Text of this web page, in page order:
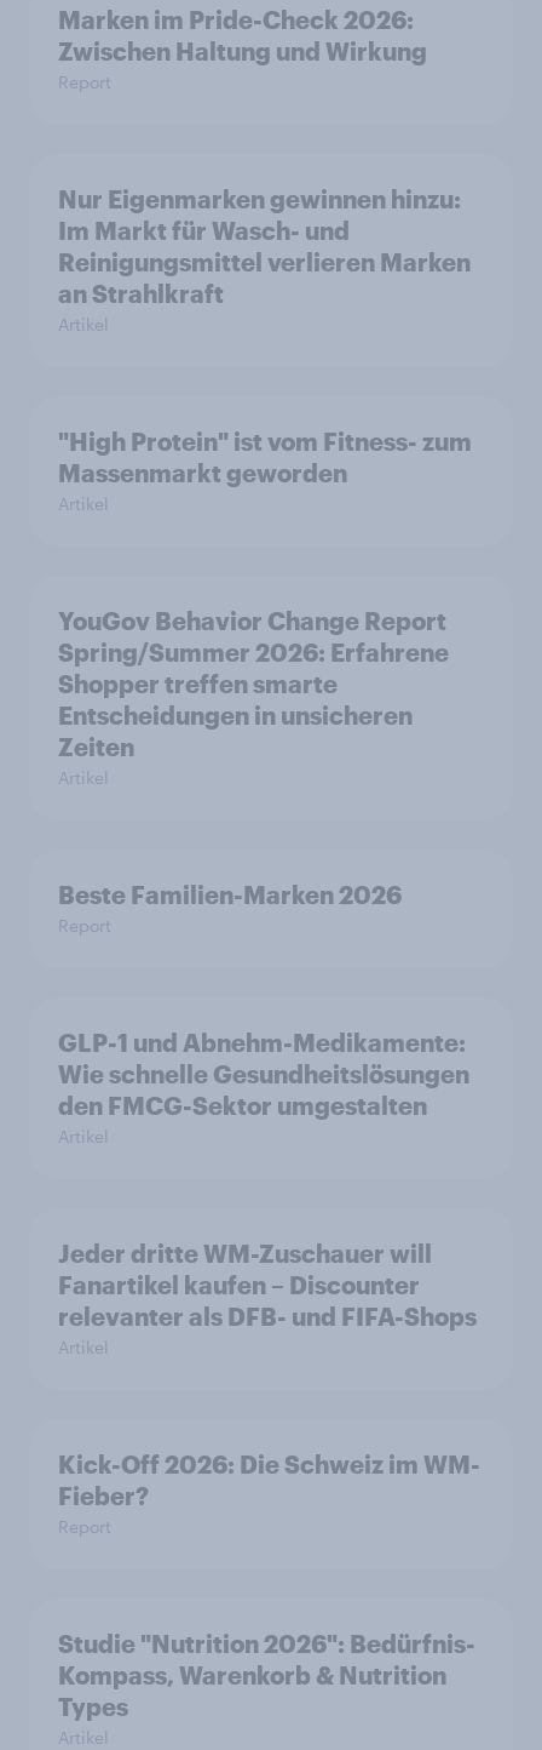
Marken im Pride-Check 2026:
Zwischen Haltung und Wirkung
Report
Nur Eigenmarken gewinnen hinzu:
Im Markt für Wasch- und
Reinigungsmittel verlieren Marken
an Strahlkraft
Artikel
"High Protein" ist vom Fitness- zum
Massenmarkt geworden
Artikel
YouGov Behavior Change Report
Spring/Summer 2026: Erfahrene
Shopper treffen smarte
Entscheidungen in unsicheren
Zeiten
Artikel
Beste Familien-Marken 2026
Report
GLP-1 und Abnehm-Medikamente:
Wie schnelle Gesundheitslösungen
den FMCG-Sektor umgestalten
Artikel
Jeder dritte WM-Zuschauer will
Fanartikel kaufen – Discounter
relevanter als DFB- und FIFA-Shops
Artikel
Kick-Off 2026: Die Schweiz im WM-
Fieber?​
Report
Studie "Nutrition 2026": Bedürfnis-
Kompass, Warenkorb & Nutrition
Types
Artikel